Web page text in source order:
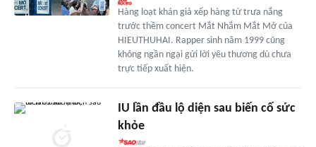
Hàng loạt khán giả xếp hàng từ trưa nắng
trước thềm concert Mắt Nhắm Mắt Mở của
HIEUTHUHAI. Rapper sinh năm 1999 cũng
không ngần ngại gửi lời yêu thương dù chưa
trực tiếp xuất hiện.
IU lần đầu lộ diện sau biến cố sức
khỏe